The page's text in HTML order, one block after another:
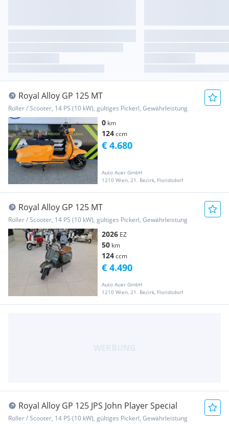
Royal Alloy GP 125 MT
Roller / Scooter, 14 PS (10 kW), gültiges Pickerl, Gewährleistung
0 km
124ccm
Auto Auer GmbH
1210 Wien, 21. Bezirk, Floridsdorf
€ 4.680
Royal Alloy GP 125 MT
Roller / Scooter, 14 PS (10 kW), gültiges Pickerl, Gewährleistung
2026 EZ
50 km
124ccm
Auto Auer GmbH
1210 Wien, 21. Bezirk, Floridsdorf
€ 4.490
Royal Alloy GP 125 JPS John Player Special
Roller / Scooter, 14 PS (10 kW), gültiges Pickerl, Gewährleistung